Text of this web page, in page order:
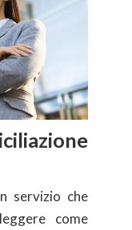
servizio che
come